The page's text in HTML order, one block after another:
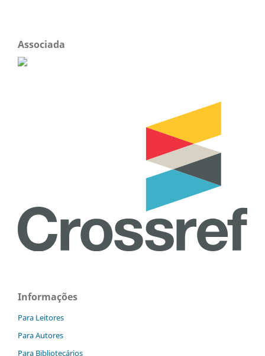
Associada
Informações
Para Leitores
Para Autores
Para Bibliotecários